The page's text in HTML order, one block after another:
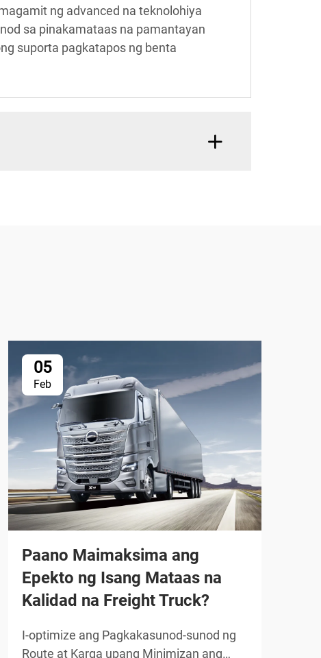
ng advanced na teknolohiya
sa pinakamataas na pamantayan
suporta pagkatapos ng benta
05
Feb
Paano Maimaksima ang
Epekto ng Isang Mataas na
Kalidad na Freight Truck?
I-optimize ang Pagkakasunod-sunod ng
Route at Karga upang Minimizan ang